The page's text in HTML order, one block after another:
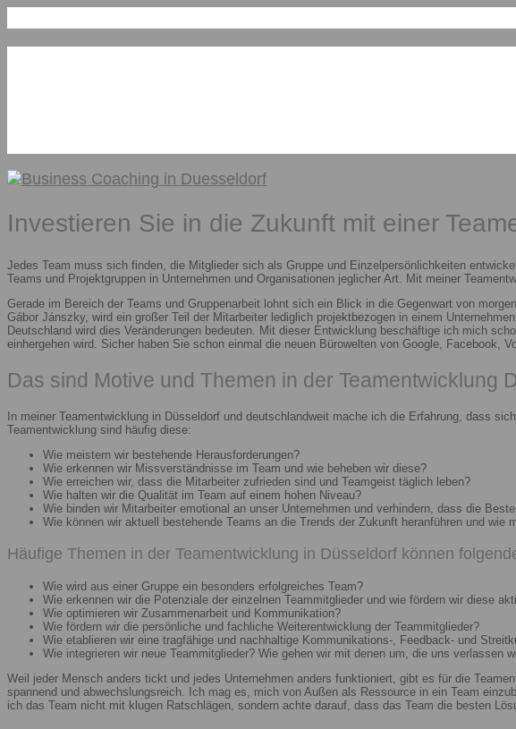
Investieren Sie in die Zukunft mit einer
Jedes Team muss sich finden, die Mitglieder sich als Gruppe und Einzelpersönlichkeiten
Teams und Projektgruppen in Unternehmen und Organisationen jeglicher Art. Mit meiner
Gerade im Bereich der Teams und Gruppenarbeit lohnt sich ein Blick in die Gegenwart von
Gábor Jánszky, wird ein großer Teil der Mitarbeiter lediglich projektbezogen in einem
Deutschland wird dies Veränderungen bedeuten. Mit dieser Entwicklung beschäftige ich mich
einhergehen wird. Sicher haben Sie schon einmal die neuen Bürowelten von Google, Facebook,
Das sind Motive und Themen in der Teamentwicklung
In meiner Teamentwicklung in Düsseldorf und deutschlandweit mache ich die Erfahrung, dass
Teamentwicklung sind häufig diese:
Wie meistern wir bestehende Herausforderungen?
Wie erkennen wir Missverständnisse im Team und wie beheben wir diese?
Wie erreichen wir, dass die Mitarbeiter zufrieden sind und Teamgeist täglich leben?
Wie halten wir die Qualität im Team auf einem hohen Niveau?
Wie binden wir Mitarbeiter emotional an unser Unternehmen und verhindern, dass die
Wie können wir aktuell bestehende Teams an die Trends der Zukunft heranführen und
Häufige Themen in der Teamentwicklung in Düsseldorf können
Wie wird aus einer Gruppe ein besonders erfolgreiches Team?
Wie erkennen wir die Potenziale der einzelnen Teammitglieder und wie fördern wir diese
Wie optimieren wir Zusammenarbeit und Kommunikation?
Wie fördern wir die persönliche und fachliche Weiterentwicklung der Teammitglieder?
Wie etablieren wir eine tragfähige und nachhaltige Kommunikations-, Feedback- und
Wie integrieren wir neue Teammitglieder? Wie gehen wir mit denen um, die uns verlassen
Weil jeder Mensch anders tickt und jedes Unternehmen anders funktioniert, gibt es für die
spannend und abwechslungsreich. Ich mag es, mich von Außen als Ressource in ein Team
ich das Team nicht mit klugen Ratschlägen, sondern achte darauf, dass das Team die besten